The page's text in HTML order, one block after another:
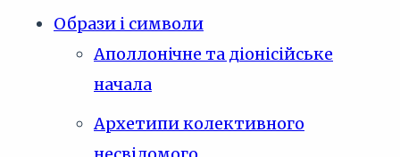
Образи і символи
Аполлонічне та діонісійське
начала
Архетипи колективного